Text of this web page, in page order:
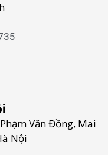
Văn Đồng, Mai
Nội